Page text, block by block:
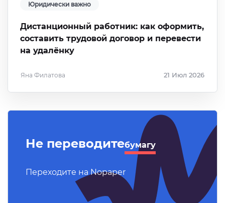
Юридически важно
Дистанционный работник: как оформить,
составить трудовой договор и перевести
на удалёнку
Яна Филатова 21 Июл 2026
Не переводитебумагу
Переходите на Nopaper